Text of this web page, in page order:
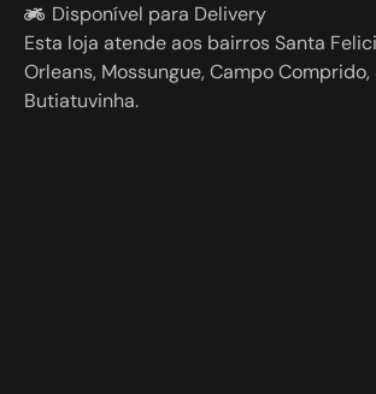
Disponível para Delivery
Esta loja atende aos bairros Santa
Orleans, Mossungue, Campo
Butiatuvinha.